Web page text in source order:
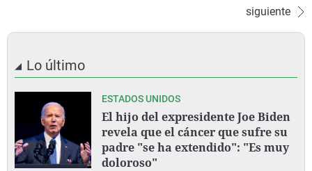
siguiente
Lo último
ESTADOS UNIDOS
El hijo del expresidente Joe Biden
revela que el cáncer que sufre su
padre "se ha extendido": "Es muy
doloroso"